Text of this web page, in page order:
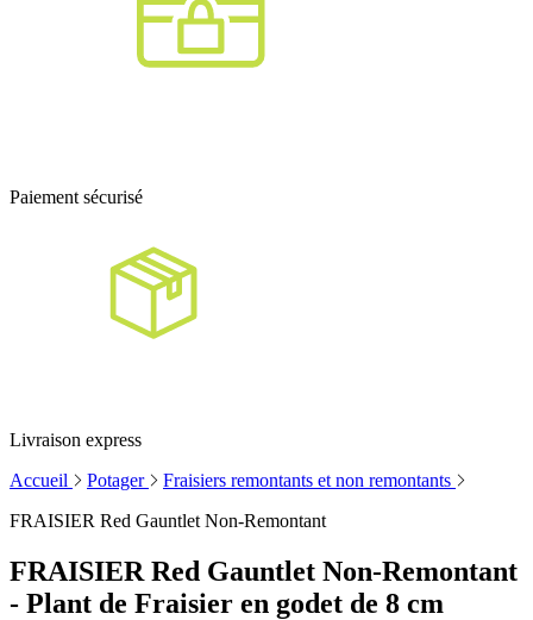
Paiement sécurisé
Livraison express
Accueil
Potager
Fraisiers remontants et non remontants
FRAISIER Red Gauntlet Non-Remontant
FRAISIER Red Gauntlet Non-Remontant
- Plant de Fraisier en godet de 8 cm